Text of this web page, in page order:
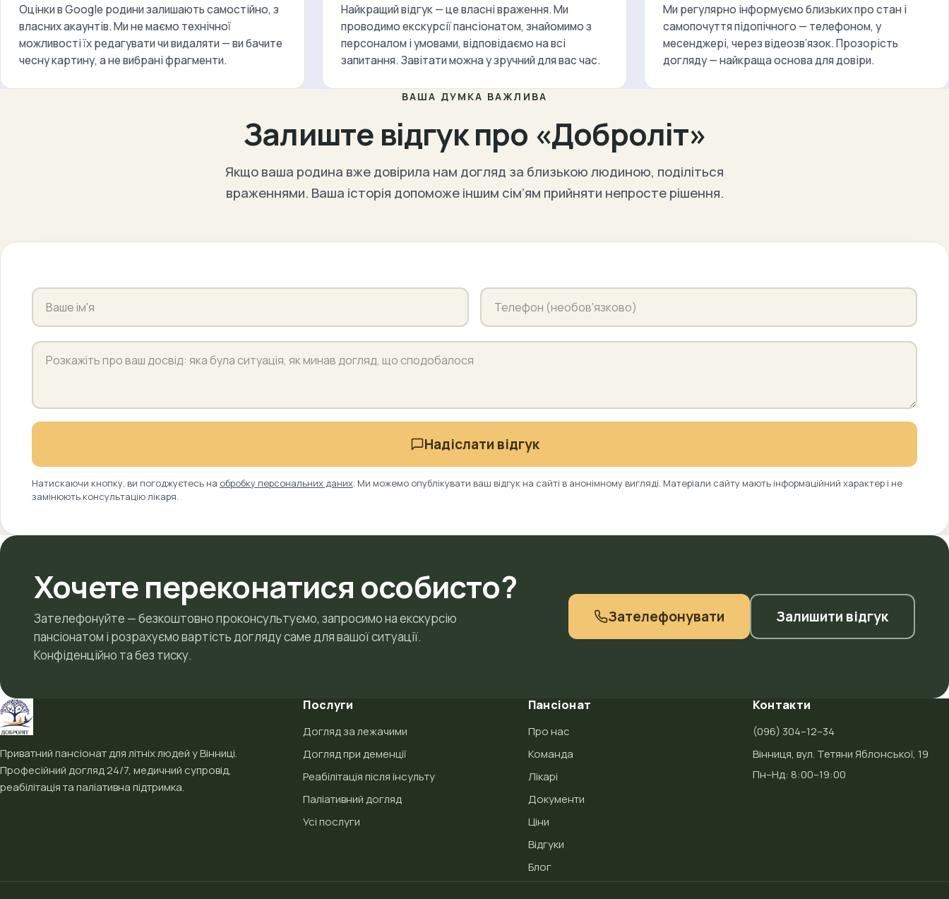
Оцінки в Google родини залишають самостійно, з
власних акаунтів. Ми не маємо технічної
можливості їх редагувати чи видаляти — ви бачите
чесну картину, а не вибрані фрагменти.
Найкращий відгук — це власні враження. Ми
проводимо екскурсії пансіонатом, знайомимо з
персоналом і умовами, відповідаємо на всі
запитання. Завітати можна у зручний для вас час.
Ми регулярно інформуємо близьких про стан і
самопочуття підопічного — телефоном, у
месенджері, через відеозв’язок. Прозорість
догляду — найкраща основа для довіри.
ВАША ДУМКА ВАЖЛИВА
Залиште відгук про «Доброліт»
Якщо ваша родина вже довірила нам догляд за близькою людиною, поділіться
враженнями. Ваша історія допоможе іншим сім’ям прийняти непросте рішення.
Надіслати відгук
Натискаючи кнопку, ви погоджуєтесь на обробку персональних даних . Ми можемо опублікувати ваш відгук на сайті в анонімному вигляді. Матеріали сайту мають інформаційний характер і не
замінюють консультацію лікаря.
Хочете переконатися особисто?
Зателефонуйте — безкоштовно проконсультуємо, запросимо на екскурсію
пансіонатом і розрахуємо вартість догляду саме для вашої ситуації.
Конфіденційно та без тиску.
Зателефонувати Залишити відгук
Приватний пансіонат для літніх людей у Вінниці.
Професійний догляд 24/7, медичний супровід,
реабілітація та паліативна підтримка.
Послуги
Догляд за лежачими
Догляд при деменції
Реабілітація після інсульту
Паліативний догляд
Усі послуги
Пансіонат
Про нас
Команда
Лікарі
Документи
Ціни
Відгуки
Блог
Контакти
(096) 304–12–34
Вінниця, вул. Тетяни Яблонської, 19
Пн–Нд: 8:00–19:00